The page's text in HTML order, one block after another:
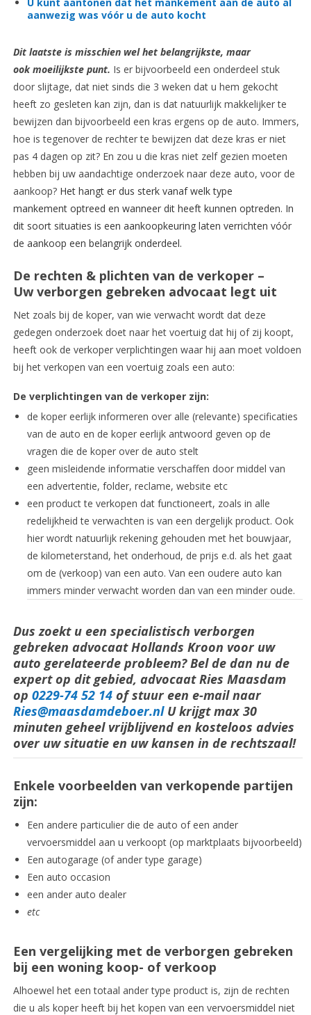
aanwezig was vóór u de auto kocht
Dit laatste is misschien wel het belangrijkste, maar
ook moeilijkste punt. Is er bijvoorbeeld een onderdeel stuk
door slijtage, dat niet sinds die 3 weken dat u hem gekocht
heeft zo gesleten kan zijn, dan is dat natuurlijk makkelijker te
bewijzen dan bijvoorbeeld een kras ergens op de auto. Immers,
hoe is tegenover de rechter te bewijzen dat deze kras er niet
pas 4 dagen op zit? En zou u die kras niet zelf gezien moeten
hebben bij uw aandachtige onderzoek naar deze auto, voor de
aankoop? Het hangt er dus sterk vanaf welk type
mankement optreed en wanneer dit heeft kunnen optreden. In
dit soort situaties is een aankoopkeuring laten verrichten vóór
de aankoop een belangrijk onderdeel.
De rechten & plichten van de verkoper –
Uw verborgen gebreken advocaat legt uit
Net zoals bij de koper, van wie verwacht wordt dat deze
gedegen onderzoek doet naar het voertuig dat hij of zij koopt,
heeft ook de verkoper verplichtingen waar hij aan moet voldoen
bij het verkopen van een voertuig zoals een auto:
De verplichtingen van de verkoper zijn:
de koper eerlijk informeren over alle (relevante) specificaties
van de auto en de koper eerlijk antwoord geven op de
vragen die de koper over de auto stelt
geen misleidende informatie verschaffen door middel van
een advertentie, folder, reclame, website etc
een product te verkopen dat functioneert, zoals in alle
redelijkheid te verwachten is van een dergelijk product. Ook
hier wordt natuurlijk rekening gehouden met het bouwjaar,
de kilometerstand, het onderhoud, de prijs e.d. als het gaat
om de (verkoop) van een auto. Van een oudere auto kan
immers minder verwacht worden dan van een minder oude.
Dus zoekt u een specialistisch verborgen
gebreken advocaat Hollands Kroon voor uw
auto gerelateerde probleem? Bel de dan nu de
expert op dit gebied, advocaat Ries Maasdam
op 0229-74 52 14of stuur een e-mail naar
Ries@maasdamdeboer.nl U krijgt max 30
minuten geheel vrijblijvend en kosteloos advies
over uw situatie en uw kansen in de rechtszaal!
Enkele voorbeelden van verkopende partijen
zijn:
Een andere particulier die de auto of een ander
vervoersmiddel aan u verkoopt (op marktplaats bijvoorbeeld)
Een autogarage (of ander type garage)
Een auto occasion
een ander auto dealer
etc
Een vergelijking met de verborgen gebreken
bij een woning koop- of verkoop
Alhoewel het een totaal ander type product is, zijn de rechten
die u als koper heeft bij het kopen van een vervoersmiddel niet